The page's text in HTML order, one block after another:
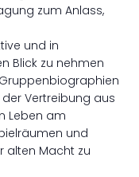
zum Anlass,
und in
Blick zu nehmen
Vertreibung aus
Leben am
und
alten Macht zu